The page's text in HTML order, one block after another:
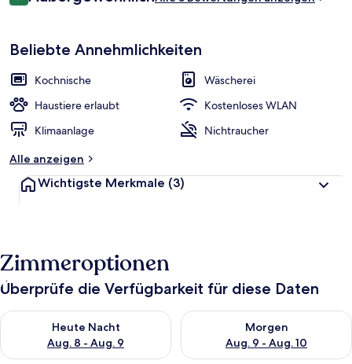
Terrasse/Patio
Beliebte Annehmlichkeiten
Kochnische
Wäscherei
Haustiere erlaubt
Kostenloses WLAN
Klimaanlage
Nichtraucher
Alle anzeigen
Wichtigste Merkmale (3)
Zimmeroptionen
Überprüfe die Verfügbarkeit für diese Daten
Heute Nacht
Aug. 8 - Aug. 9
Überprüfe die Verfügbarkeit für heute Nacht, Aug. 8 - Aug. 9.
Morgen
Aug. 9 - Aug. 10
Überprüfe die Verfügbarkeit